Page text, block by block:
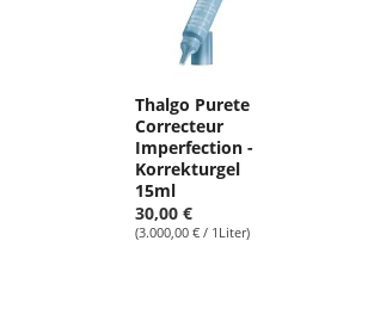
Thalgo Purete
Correcteur
Imperfection -
Korrekturgel
15ml
30,00 €
(3.000,00 € / 1Liter)